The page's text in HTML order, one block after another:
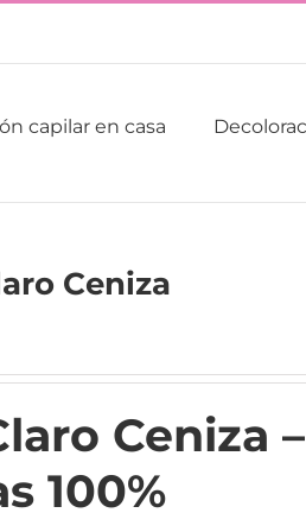
capilar en casa
Ceniza
Ceniza
100%